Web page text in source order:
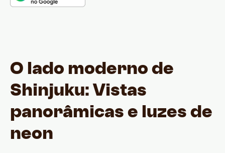
O lado moderno de
Shinjuku: Vistas
panorâmicas e luzes de
neon